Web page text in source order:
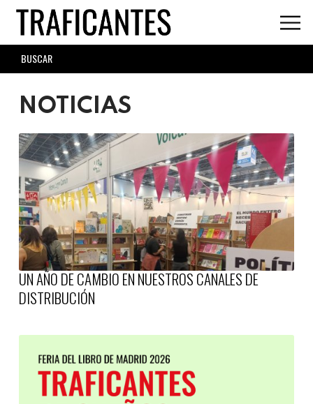
Skip
main
content
SEARCH
FORM
NOTICIAS
UN AÑO DE CAMBIO EN NUESTROS CANALES DE
DISTRIBUCIÓN